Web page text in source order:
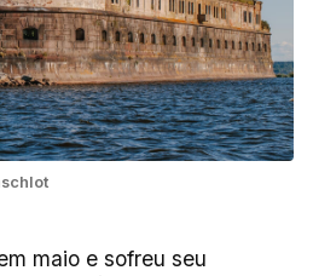
maio e sofreu seu